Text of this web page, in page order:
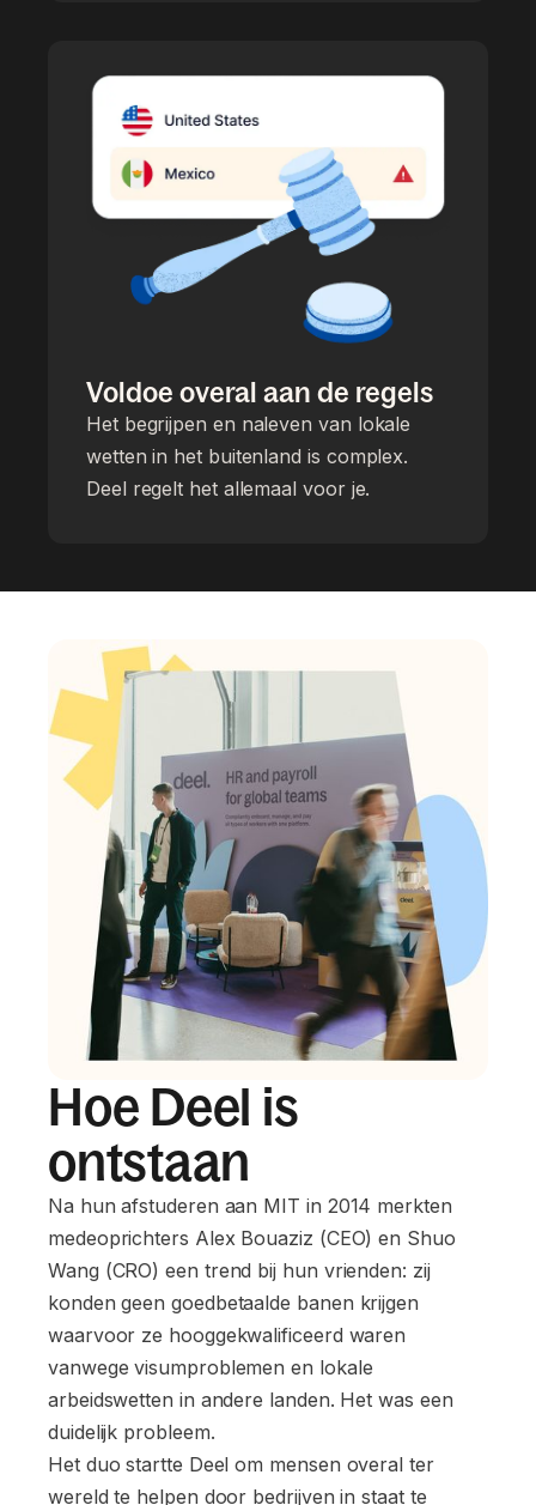
Voldoe overal aan de regels
Het begrijpen en naleven van lokale
wetten in het buitenland is complex.
Deel regelt het allemaal voor je.
Hoe Deel is
ontstaan
Na hun afstuderen aan MIT in 2014 merkten
medeoprichters Alex Bouaziz (CEO) en Shuo
Wang (CRO) een trend bij hun vrienden: zij
konden geen goedbetaalde banen krijgen
waarvoor ze hooggekwalificeerd waren
vanwege visumproblemen en lokale
arbeidswetten in andere landen. Het was een
duidelijk probleem.
Het duo startte Deel om mensen overal ter
wereld te helpen door bedrijven in staat te